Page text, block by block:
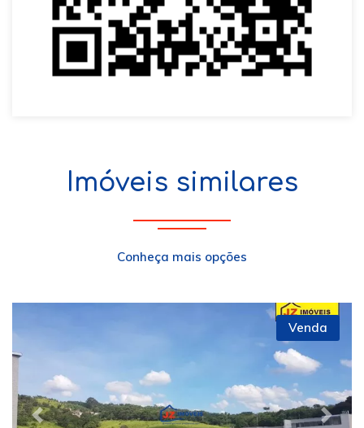
Imóveis similares
Conheça mais opções
Previous Next
Venda